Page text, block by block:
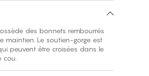
des bonnets rembourrés
maintien. Le soutien-gorge est
peuvent être croisées dans le